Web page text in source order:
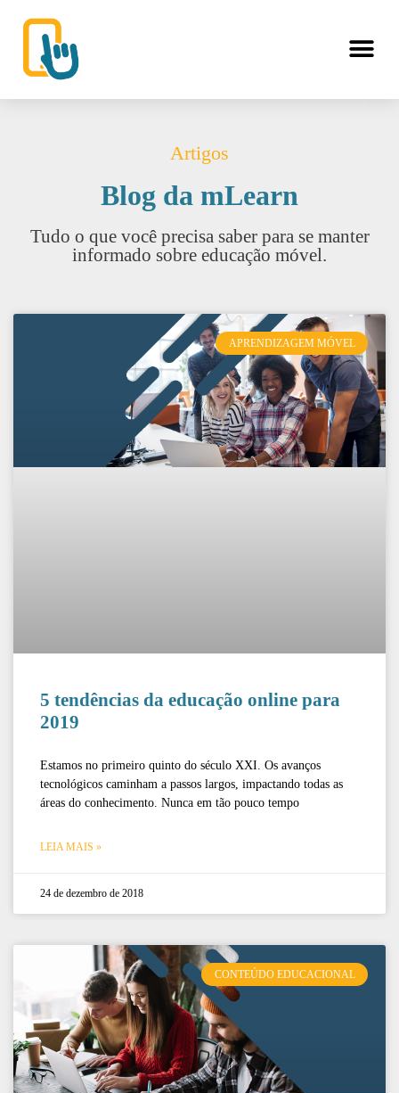
Artigos
Blog da mLearn
Tudo o que você precisa saber para se manter
informado sobre educação móvel.
APRENDIZAGEM MÓVEL
5 tendências da educação online para
2019
Estamos no primeiro quinto do século XXI. Os avanços
tecnológicos caminham a passos largos, impactando todas as
áreas do conhecimento. Nunca em tão pouco tempo
LEIA MAIS »
24 de dezembro de 2018
CONTEÚDO EDUCACIONAL